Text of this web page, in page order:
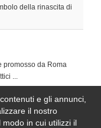
della rinascita di
promosso da Roma
...
di ruolo e divertirsi
e gli annunci,
il nostro
in cui utilizzi il